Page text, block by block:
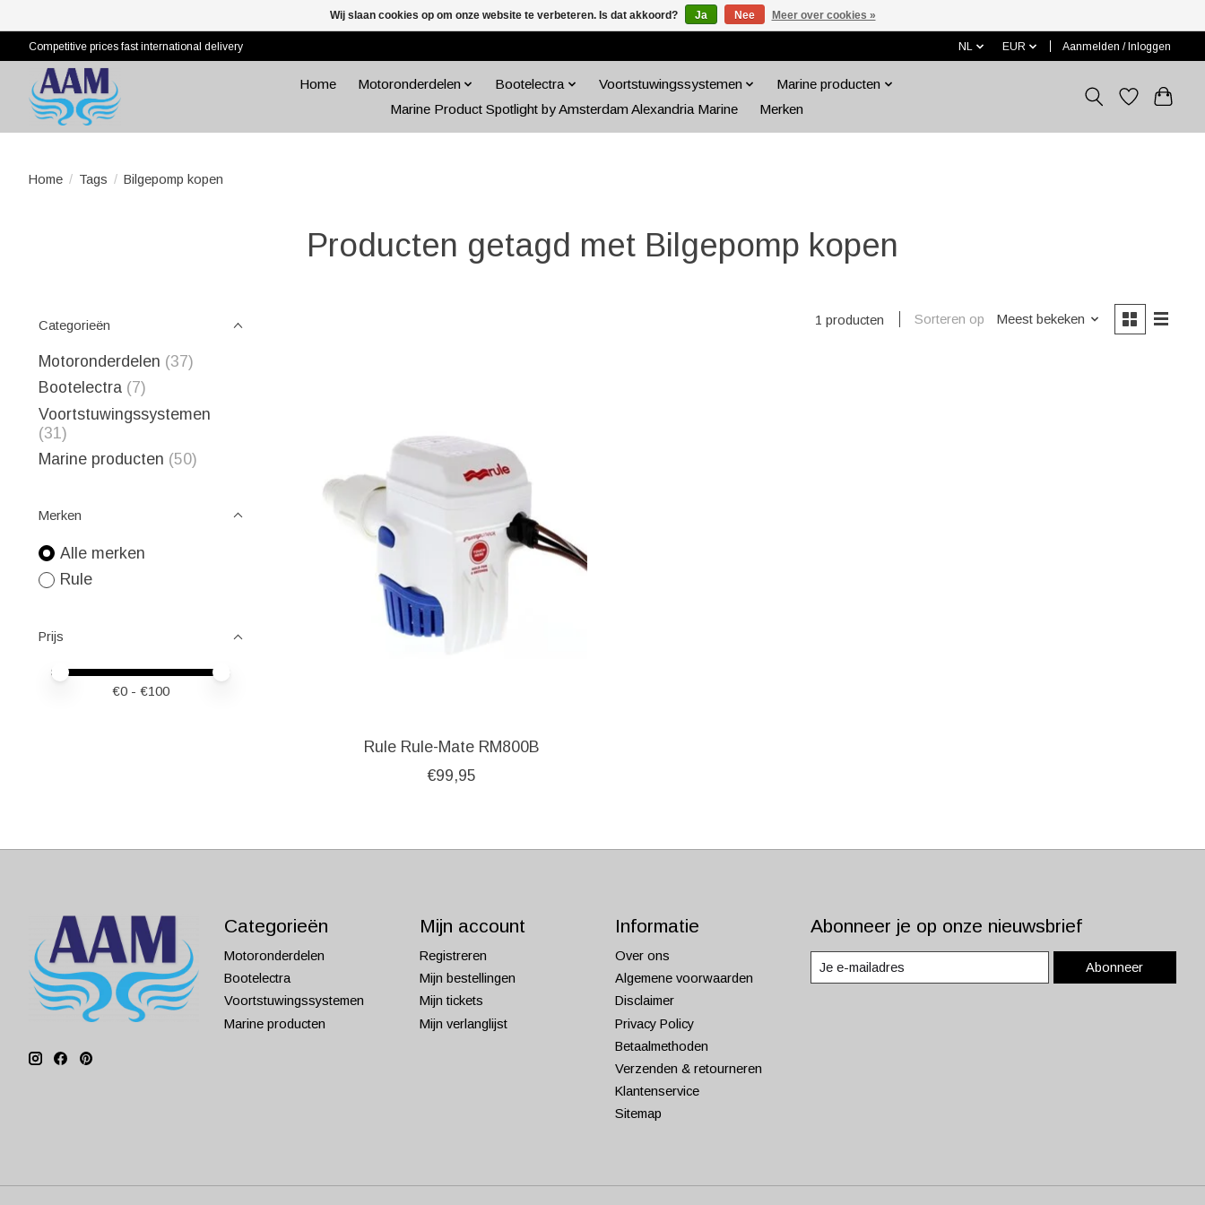
Competitive prices fast international delivery NL EUR Aanmelden / Inloggen
Home Motoronderdelen Bootelectra Voortstuwingssystemen
Marine producten
Marine Product Spotlight by Amsterdam Alexandria Marine
Merken
Home / Tags / Bilgepomp kopen
Producten getagd met Bilgepomp kopen
Categorieën
Motoronderdelen (37)
Bootelectra (7)
Voortstuwingssystemen
(31)
Marine producten (50)
Merken
Alle merken
Rule
Prijs
Minimale prijswaarde
Price maximum value
€0 - €100
1 producten Sorteren op Meest bekeken
Rule Rule-Mate RM800B
€99,95
Categorieën
Motoronderdelen
Bootelectra
Voortstuwingssystemen
Marine producten
Mijn account
Registreren
Mijn bestellingen
Mijn tickets
Mijn verlanglijst
Informatie
Over ons
Algemene voorwaarden
Disclaimer
Privacy Policy
Betaalmethoden
Verzenden & retourneren
Klantenservice
Sitemap
Abonneer je op onze nieuwsbrief
Abonneer
Wij slaan cookies op om onze website te verbeteren. Is dat akkoord? Ja Nee Meer over cookies »